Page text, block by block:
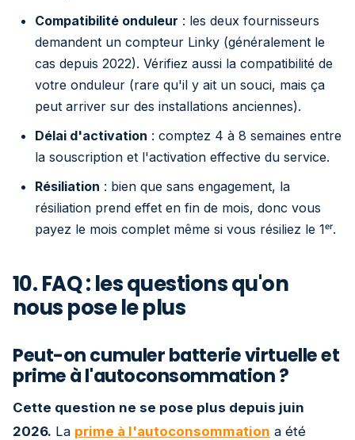
Compatibilité onduleur : les deux fournisseurs
demandent un compteur Linky (généralement le
cas depuis 2022). Vérifiez aussi la compatibilité de
votre onduleur (rare qu'il y ait un souci, mais ça
peut arriver sur des installations anciennes).
Délai d'activation : comptez 4 à 8 semaines entre
la souscription et l'activation effective du service.
Résiliation : bien que sans engagement, la
résiliation prend effet en fin de mois, donc vous
payez le mois complet même si vous résiliez le 1ᵉʳ.
10. FAQ : les questions qu'on
nous pose le plus
Peut-on cumuler batterie virtuelle et
prime à l'autoconsommation ?
Cette question ne se pose plus depuis juin
2026. La prime à l'autoconsommation a été